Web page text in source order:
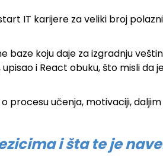
IT karijere za veliki broj
baze koju daje za izgradnju
i React obuku, što misli da
procesu učenja, motivaciji,
i šta te je